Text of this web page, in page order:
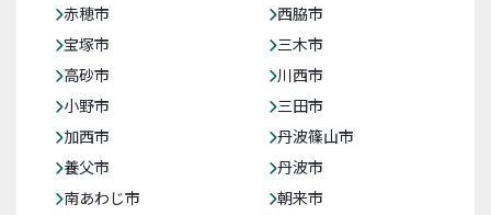
赤穂市
西脇市
宝塚市
三木市
高砂市
川西市
小野市
三田市
加西市
丹波篠山市
養父市
丹波市
南あわじ市
朝来市